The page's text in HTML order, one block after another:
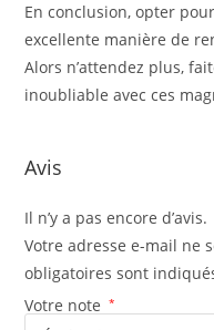
En conclusion, opter
excellente manière de
Alors n’attendez plus,
inoubliable avec ces
Avis
Il n’y a pas encore d’avis.
Votre adresse e-mail ne
obligatoires sont
Votre note *